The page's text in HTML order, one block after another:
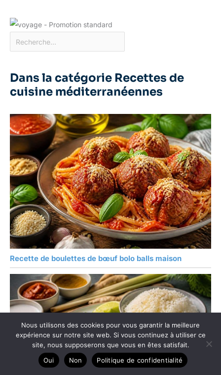
Dans la catégorie Recettes de
cuisine méditerranéennes
Recette de boulettes de bœuf bolo balls maison
Nous utilisons des cookies pour vous garantir la meilleure
expérience sur notre site web. Si vous continuez à utiliser ce
site, nous supposerons que vous en êtes satisfait.
Oui
Non Politique de confidentialité